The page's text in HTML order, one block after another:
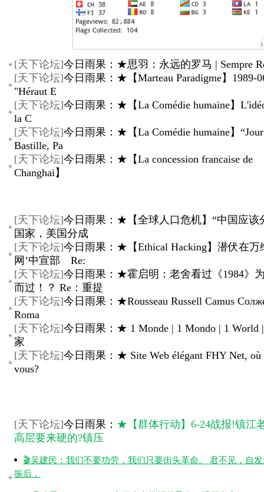
[天下论坛]今日雨果：★思羽：永远的罗马 | Sempre
[天下论坛]今日雨果：★【Marteau Paradigme】1989-
"Héraut E
[天下论坛]今日雨果：★【La Comédie humaine】
la C
[天下论坛]今日雨果：★【La Comédie humaine】
Bastille, Pa
[天下论坛]今日雨果：★【La concession francaise de
Changhai】
[天下论坛]今日雨果：★【全球人口危机】“中国应该
国家，美国分成
[天下论坛]今日雨果：★【Ethical Hacking】潜伏在万
网’中宣部 Re:
[天下论坛]今日雨果：★霍启明：老舍看过《1984》
而过！？ Re：重提
[天下论坛]今日雨果：★Rousseau Russell Camus
Roma
[天下论坛]今日雨果：★ 1 Monde | 1 Mondo | 1 World
家
[天下论坛]今日雨果：★ Site Web élégant FHY Net, où
vous?
[天下论坛]今日雨果： ★【群体行动】6-24战报!镇江
高层要来硬的?镇压
🎬吴建民：我们不要功劳，我们只要街头革命。 君不见，自
振后，